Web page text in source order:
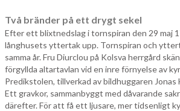
Två bränder på ett drygt sekel
Efter ett blixtnedslag i tornspiran den 29 maj
långhusets yttertak upp. Tornspiran och
samma år. Fru Diurclou på Kolsva herrgård
förgyllda altartavlan vid en inre förnyelse av
Predikstolen, tillverkad av bildhuggaren Jonas
Ett gravkor, sammanbyggt med dåvarande
därefter. För att få ett ljusare, mer tidsenligt